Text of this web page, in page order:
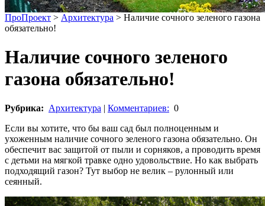
ПроПроект > Архитектура > Наличие сочного зеленого газона
обязательно!
Наличие сочного зеленого
газона обязательно!
Рубрика: Архитектура | Комментариев: 0
Если вы хотите, что бы ваш сад был полноценным и
ухоженным наличие сочного зеленого газона обязательно. Он
обеспечит вас защитой от пыли и сорняков, а проводить время
с детьми на мягкой травке одно удовольствие. Но как выбрать
подходящий газон? Тут выбор не велик – рулонный или
сеянный.